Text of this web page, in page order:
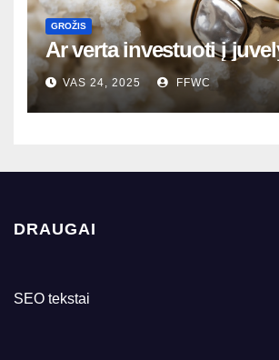
GROŽIS
Ar verta investuoti į
VAS 24, 2025 FFWC
DRAUGAI
SEO tekstai